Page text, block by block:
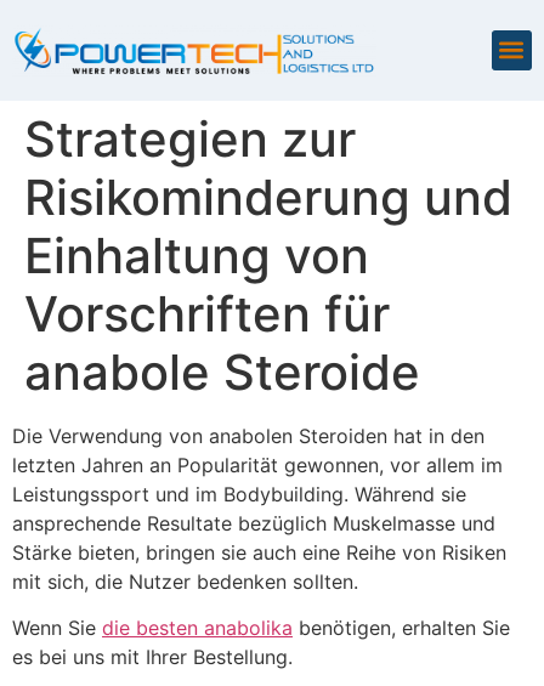
Strategien zur
Risikominderung und
Einhaltung von
Vorschriften für
anabole Steroide
Die Verwendung von anabolen Steroiden hat in den
letzten Jahren an Popularität gewonnen, vor allem im
Leistungssport und im Bodybuilding. Während sie
ansprechende Resultate bezüglich Muskelmasse und
Stärke bieten, bringen sie auch eine Reihe von Risiken
mit sich, die Nutzer bedenken sollten.
Wenn Sie die besten anabolika benötigen, erhalten Sie
es bei uns mit Ihrer Bestellung.